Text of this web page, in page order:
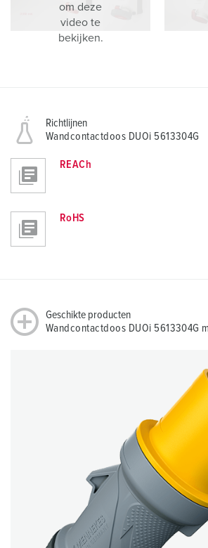
om deze
video te
bekijken.
Richtlijnen
Wandcontactdoos DUOi 5613304G
REACh
RoHS
Geschikte producten
Wandcontactdoos DUOi 5613304G